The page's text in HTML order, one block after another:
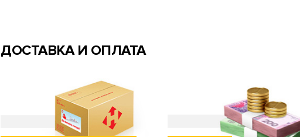
ДОСТАВКА И ОПЛАТА